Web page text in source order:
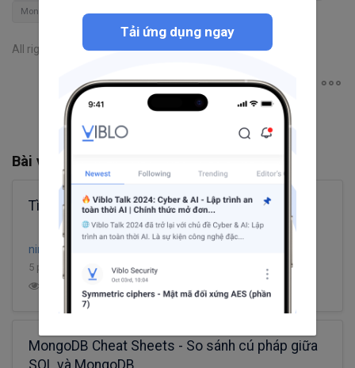
MongoDB
All rights reserved
Bài viết liên quan
Tìm hiểu về Index trong MongoDB
ninenineseven
5 phút đọc
3
MongoDB Cheat Sheets - So sánh cú pháp giữa
SQL và MongoDB
Tải ứng dụng ngay